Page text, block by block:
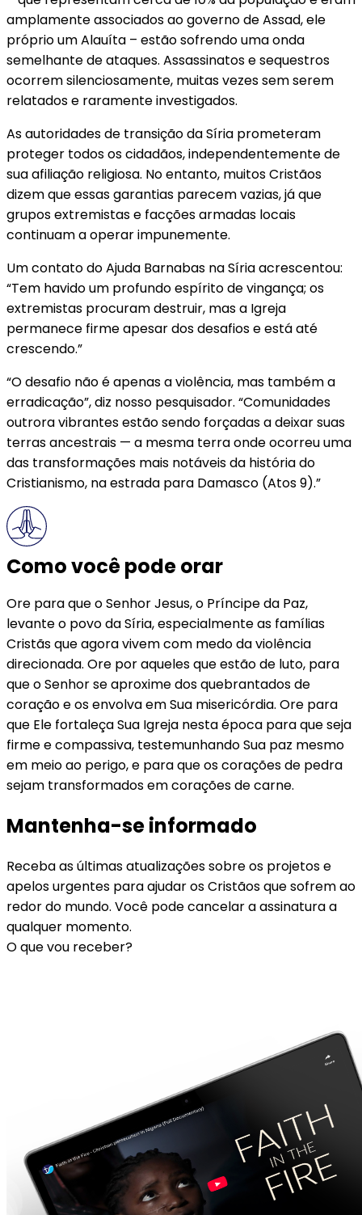
amplamente associados ao governo de Assad, ele
próprio um Alauíta – estão sofrendo uma onda
semelhante de ataques. Assassinatos e sequestros
ocorrem silenciosamente, muitas vezes sem serem
relatados e raramente investigados.
As autoridades de transição da Síria prometeram
proteger todos os cidadãos, independentemente de
sua afiliação religiosa. No entanto, muitos Cristãos
dizem que essas garantias parecem vazias, já que
grupos extremistas e facções armadas locais
continuam a operar impunemente.
Um contato do Ajuda Barnabas na Síria acrescentou:
“Tem havido um profundo espírito de vingança; os
extremistas procuram destruir, mas a Igreja
permanece firme apesar dos desafios e está até
crescendo.”
“O desafio não é apenas a violência, mas também a
erradicação”, diz nosso pesquisador. “Comunidades
outrora vibrantes estão sendo forçadas a deixar suas
terras ancestrais — a mesma terra onde ocorreu uma
das transformações mais notáveis da história do
Cristianismo, na estrada para Damasco (Atos 9).”
Como você pode orar
Ore para que o Senhor Jesus, o Príncipe da Paz,
levante o povo da Síria, especialmente as famílias
Cristãs que agora vivem com medo da violência
direcionada. Ore por aqueles que estão de luto, para
que o Senhor se aproxime dos quebrantados de
coração e os envolva em Sua misericórdia. Ore para
que Ele fortaleça Sua Igreja nesta época para que seja
firme e compassiva, testemunhando Sua paz mesmo
em meio ao perigo, e para que os corações de pedra
sejam transformados em corações de carne.
Mantenha-se informado
Receba as últimas atualizações sobre os projetos e
apelos urgentes para ajudar os Cristãos que sofrem ao
redor do mundo. Você pode cancelar a assinatura a
qualquer momento.
O que vou receber?